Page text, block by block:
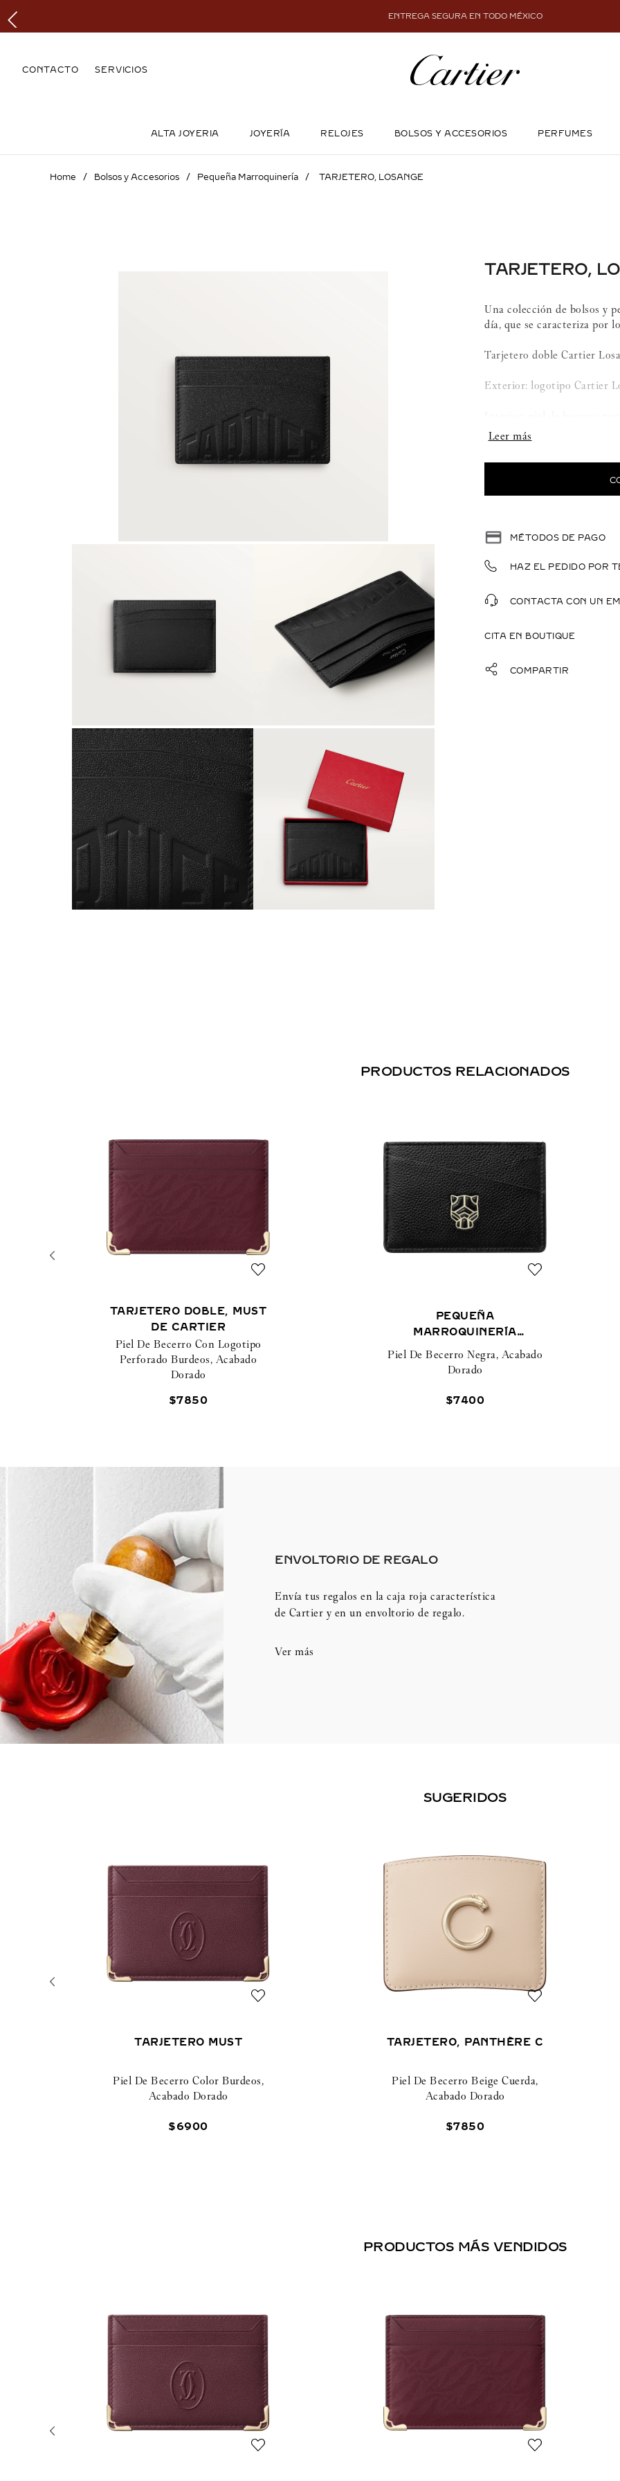
ENTREGA SEGURA EN TODO MÉXICO
CONTACTO SERVICIOS
ALTA JOYERIA JOYERÍA RELOJES BOLSOS Y ACCESORIOS PERFUMES
Bolsos y Accesorios Pequeña Marroquinería TARJETERO, LOSANGE
TARJETERO,
Una colección de bolsos y
día, que se caracteriza por
Tarjetero doble Cartier
Exterior: logotipo Cartier
para tarjetas de crédito a
Dimensiones: alto 70 mm
MÉTODOS DE PAGO
HAZ EL PEDIDO POR
CONTACTA CON UN
CITA EN BOUTIQUE
COMPARTIR
PRODUCTOS RELACIONADOS
TARJETERO DOBLE, MUST
DE CARTIER
Piel De Becerro Con Logotipo
Perforado Burdeos, Acabado
Dorado
$7850
PEQUEÑA
MARROQUINERÍA
PANTHÈRE DE CARTIER,
TARJETERO
Piel De Becerro Negra, Acabado
Dorado
$7400
ENVOLTORIO DE REGALO
Envía tus regalos en la caja roja característica
de Cartier y en un envoltorio de regalo.
Ver más
SUGERIDOS
TARJETERO MUST
Piel De Becerro Color Burdeos,
Acabado Dorado
$6900
TARJETERO, PANTHÈRE C
Piel De Becerro Beige Cuerda,
Acabado Dorado
$7850
PRODUCTOS MÁS VENDIDOS